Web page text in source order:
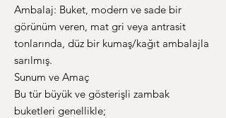
Ambalaj: Buket, modern ve sade bir
görünüm veren, mat gri veya antrasit
tonlarında, düz bir kumaş/kağıt ambalajla
sarılmış.
Sunum ve Amaç
Bu tür büyük ve gösterişli zambak
buketleri genellikle;